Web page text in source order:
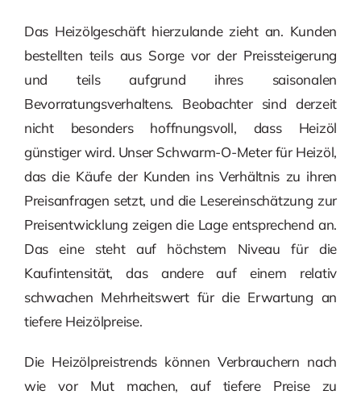
Das Heizölgeschäft hierzulande zieht an. Kunden
bestellten teils aus Sorge vor der Preissteigerung
und teils aufgrund ihres saisonalen
Bevorratungsverhaltens. Beobachter sind derzeit
nicht besonders hoffnungsvoll, dass Heizöl
günstiger wird. Unser Schwarm-O-Meter für Heizöl,
das die Käufe der Kunden ins Verhältnis zu ihren
Preisanfragen setzt, und die Lesereinschätzung zur
Preisentwicklung zeigen die Lage entsprechend an.
Das eine steht auf höchstem Niveau für die
Kaufintensität, das andere auf einem relativ
schwachen Mehrheitswert für die Erwartung an
tiefere Heizölpreise.
Die Heizölpreistrends können Verbrauchern nach
wie vor Mut machen, auf tiefere Preise zu